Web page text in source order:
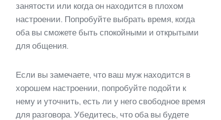
занятости или когда он находится в плохом
настроении. Попробуйте выбрать время, когда
оба вы сможете быть спокойными и открытыми
для общения.
Если вы замечаете, что ваш муж находится в
хорошем настроении, попробуйте подойти к
нему и уточнить, есть ли у него свободное время
для разговора. Убедитесь, что оба вы будете